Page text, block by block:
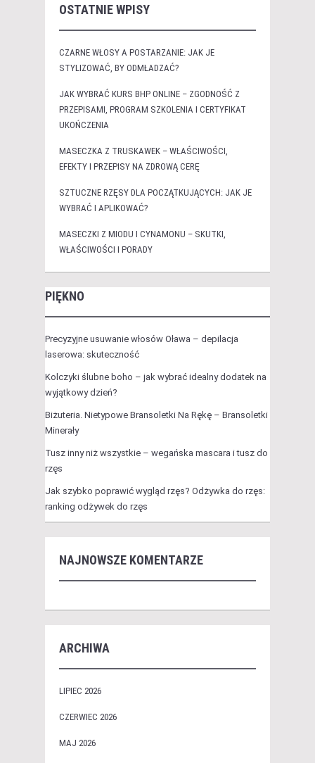
OSTATNIE WPISY
CZARNE WŁOSY A POSTARZANIE: JAK JE
STYLIZOWAĆ, BY ODMŁADZAĆ?
JAK WYBRAĆ KURS BHP ONLINE – ZGODNOŚĆ Z
PRZEPISAMI, PROGRAM SZKOLENIA I CERTYFIKAT
UKOŃCZENIA
MASECZKA Z TRUSKAWEK – WŁAŚCIWOŚCI,
EFEKTY I PRZEPISY NA ZDROWĄ CERĘ
SZTUCZNE RZĘSY DLA POCZĄTKUJĄCYCH: JAK JE
WYBRAĆ I APLIKOWAĆ?
MASECZKI Z MIODU I CYNAMONU – SKUTKI,
WŁAŚCIWOŚCI I PORADY
PIĘKNO
Precyzyjne usuwanie włosów Oława – depilacja
laserowa: skuteczność
Kolczyki ślubne boho – jak wybrać idealny dodatek na
wyjątkowy dzień?
Biżuteria. Nietypowe Bransoletki Na Rękę – Bransoletki
Minerały
Tusz inny niż wszystkie – wegańska mascara i tusz do
rzęs
Jak szybko poprawić wygląd rzęs? Odżywka do rzęs:
ranking odżywek do rzęs
NAJNOWSZE KOMENTARZE
ARCHIWA
LIPIEC 2026
CZERWIEC 2026
MAJ 2026